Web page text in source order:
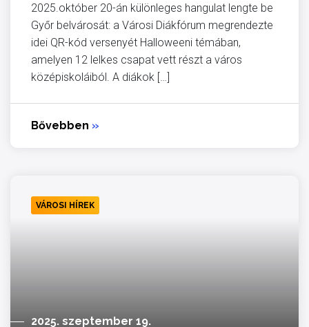
2025.október 20-án különleges hangulat lengte be
Győr belvárosát: a Városi Diákfórum megrendezte
idei QR-kód versenyét Halloweeni témában,
amelyen 12 lelkes csapat vett részt a város
középiskoláiból. A diákok […]
Bővebben »
VÁROSI HÍREK
2025. szeptember 19.